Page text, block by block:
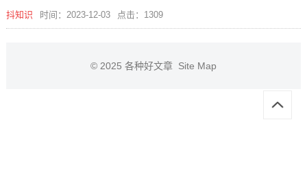
抖知识 时间：2023-12-03 点击：1309
© 2025 各种好文章 Site Map